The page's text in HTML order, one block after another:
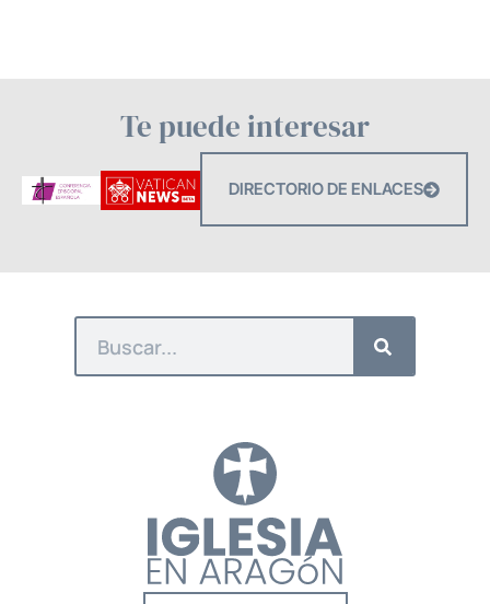
Te puede interesar
DIRECTORIO DE ENLACES